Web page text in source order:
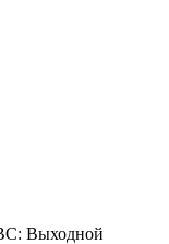
Выходной